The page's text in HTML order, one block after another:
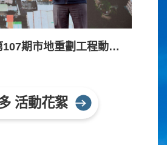
活動花絮